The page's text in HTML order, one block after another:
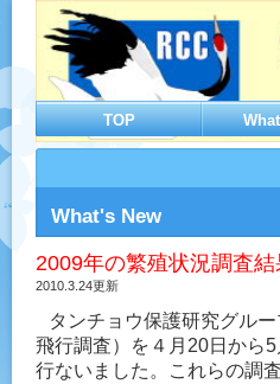
TOP
What's New
2009年の繁殖状況調査結
2010.3.24更新
タンチョウ保護研究グル
飛行調査）を４月20日から
行ないました。これらの調